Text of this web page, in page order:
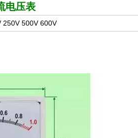
电压表
250V 500V 600V